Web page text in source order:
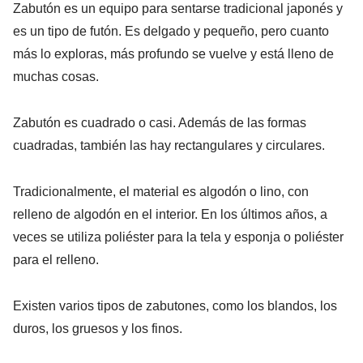
Zabutón es un equipo para sentarse tradicional japonés y
es un tipo de futón. Es delgado y pequeño, pero cuanto
más lo exploras, más profundo se vuelve y está lleno de
muchas cosas.
Zabutón es cuadrado o casi. Además de las formas
cuadradas, también las hay rectangulares y circulares.
Tradicionalmente, el material es algodón o lino, con
relleno de algodón en el interior. En los últimos años, a
veces se utiliza poliéster para la tela y esponja o poliéster
para el relleno.
Existen varios tipos de zabutones, como los blandos, los
duros, los gruesos y los finos.